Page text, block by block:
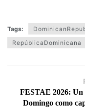
Tags:
RepúblicaDominicana
FESTAE 2026: Un
Domingo como